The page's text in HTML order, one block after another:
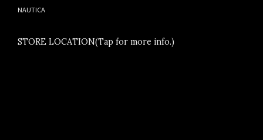
NAUTICA
STORE LOCATION(Tap for more info.)